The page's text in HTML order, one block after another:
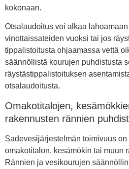
kokonaan.
Otsalaudoitus voi alkaa
vinottaissateiden vuoksi tai jos
tippalistoitusta ohjaamassa vettä
säännöllistä kourujen puhdistusta
räystästippalistoituksen
otsalaudoitusta.
Omakotitalojen,
rakennusten rännien
Sadevesijärjestelmän toimivuus
omakotitalon, kesämökin tai muun
Rännien ja vesikourujen